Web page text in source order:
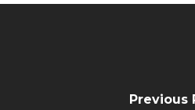
Previous